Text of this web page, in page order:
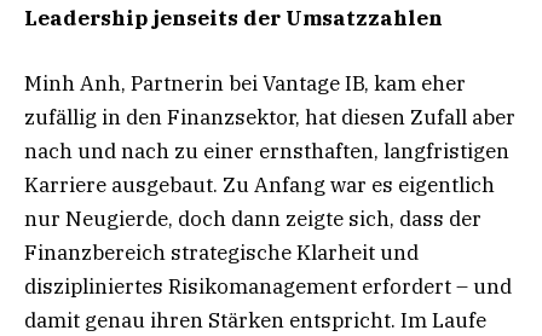
Leadership jenseits der Umsatzzahlen
Minh Anh, Partnerin bei Vantage IB, kam eher
zufällig in den Finanzsektor, hat diesen Zufall aber
nach und nach zu einer ernsthaften, langfristigen
Karriere ausgebaut. Zu Anfang war es eigentlich
nur Neugierde, doch dann zeigte sich, dass der
Finanzbereich strategische Klarheit und
diszipliniertes Risikomanagement erfordert – und
damit genau ihren Stärken entspricht. Im Laufe